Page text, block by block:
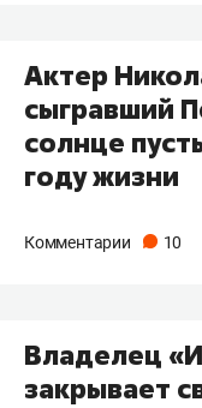
Актер
сыгравший
солнце
году жизни
Комментарии 10
​Владелец
закрывает